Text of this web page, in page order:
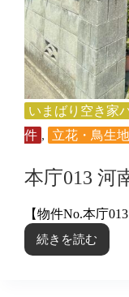
いまばり空き家
件 , 立花・鳥生
本庁013 河
【物件No.本庁
続きを読む
本